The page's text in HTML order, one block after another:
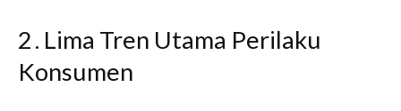
2 . Lima Tren Utama Perilaku
Konsumen